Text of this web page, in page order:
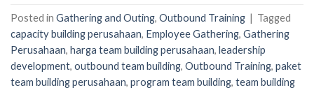
Posted in Gathering and Outing, Outbound Training | Tagged
capacity building perusahaan, Employee Gathering, Gathering
Perusahaan, harga team building perusahaan, leadership
development, outbound team building, Outbound Training, paket
team building perusahaan, program team building, team building